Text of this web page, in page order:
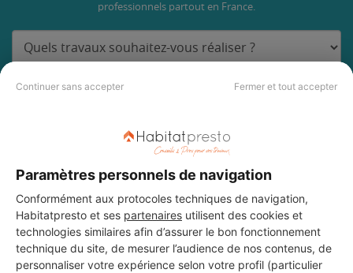
Continuer sans accepter Fermer et tout accepter
Paramètres personnels de navigation
Conformément aux protocoles techniques de navigation,
Habitatpresto et ses partenaires utilisent des cookies et
technologies similaires afin d’assurer le bon fonctionnement
technique du site, de mesurer l’audience de nos contenus, de
personnaliser votre expérience selon votre profil (particulier
professionnels partout en France.
Les 1 autres Carreleurs pour
vos travaux à Renage